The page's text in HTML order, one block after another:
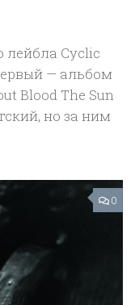
лейбла Cyclic
— альбом
Blood The Sun
но за ним
0